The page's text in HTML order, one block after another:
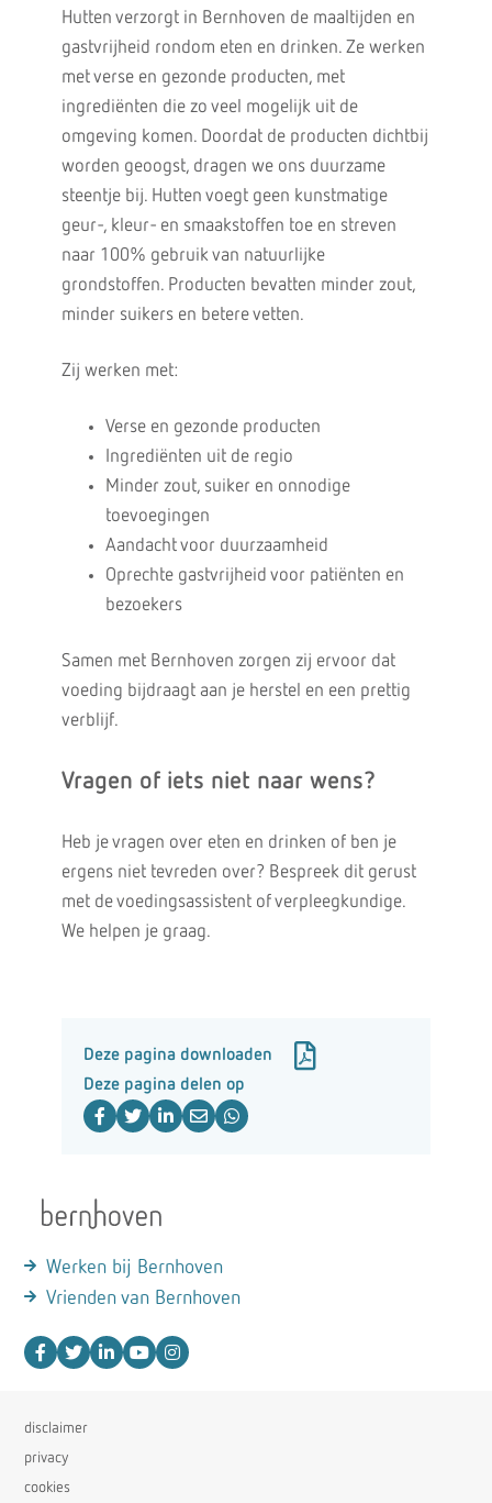
Hutten verzorgt in Bernhoven de maaltijden en
gastvrijheid rondom eten en drinken. Ze werken
met verse en gezonde producten, met
ingrediënten die zo veel mogelijk uit de
omgeving komen. Doordat de producten dichtbij
worden geoogst, dragen we ons duurzame
steentje bij. Hutten voegt geen kunstmatige
geur-, kleur- en smaakstoffen toe en streven
naar 100% gebruik van natuurlijke
grondstoffen. Producten bevatten minder zout,
minder suikers en betere vetten.
Zij werken met:
Verse en gezonde producten
Ingrediënten uit de regio
Minder zout, suiker en onnodige
toevoegingen
Aandacht voor duurzaamheid
Oprechte gastvrijheid voor patiënten en
bezoekers
Samen met Bernhoven zorgen zij ervoor dat
voeding bijdraagt aan je herstel en een prettig
verblijf.
Vragen of iets niet naar wens?
Heb je vragen over eten en drinken of ben je
ergens niet tevreden over? Bespreek dit gerust
met de voedingsassistent of verpleegkundige.
We helpen je graag.
Deze pagina downloaden
Deze pagina delen op
Werken bij Bernhoven
Vrienden van Bernhoven
disclaimer
privacy
cookies